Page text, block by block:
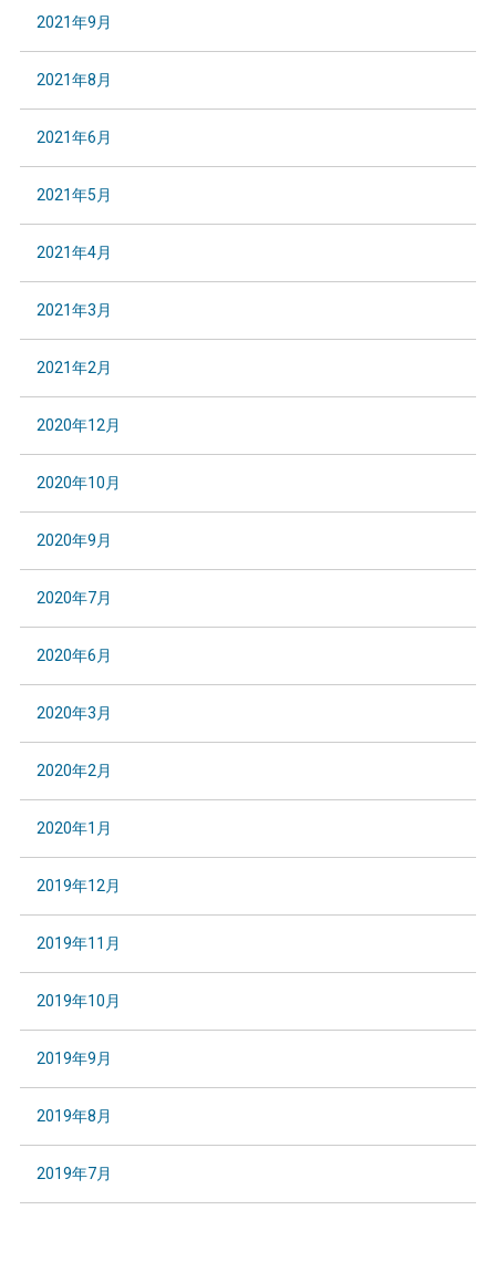
2021年9月
2021年8月
2021年6月
2021年5月
2021年4月
2021年3月
2021年2月
2020年12月
2020年10月
2020年9月
2020年7月
2020年6月
2020年3月
2020年2月
2020年1月
2019年12月
2019年11月
2019年10月
2019年9月
2019年8月
2019年7月